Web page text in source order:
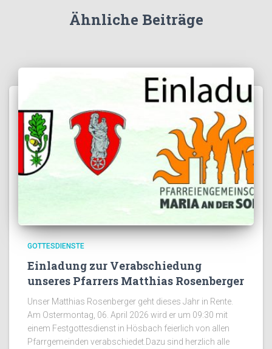
Ähnliche Beiträge
GOTTESDIENSTE
Einladung zur Verabschiedung
unseres Pfarrers Matthias Rosenberger
Unser Matthias Rosenberger geht dieses Jahr in Rente.
Am Ostermontag, 06. April 2026 wird er um 09:30 mit
einem Festgottesdienst in Hösbach feierlich von allen
Pfarrgemeinden verabschiedet.Dazu sind herzlich alle